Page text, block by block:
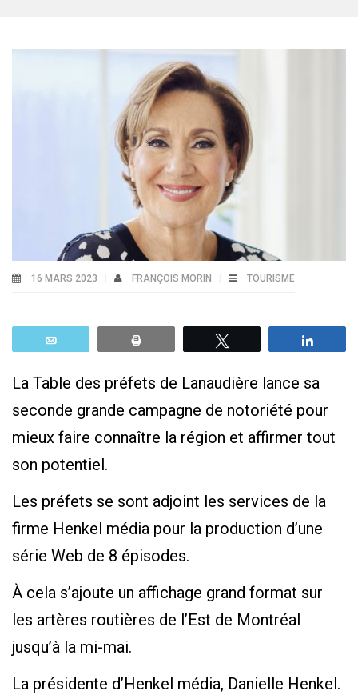
16 MARS 2023 FRANÇOIS MORIN TOURISME
La Table des préfets de Lanaudière lance sa
seconde grande campagne de notoriété pour
mieux faire connaître la région et affirmer tout
son potentiel.
Les préfets se sont adjoint les services de la
firme Henkel média pour la production d’une
série Web de 8 épisodes.
À cela s’ajoute un affichage grand format sur
les artères routières de l’Est de Montréal
jusqu’à la mi-mai.
La présidente d’Henkel média, Danielle Henkel.